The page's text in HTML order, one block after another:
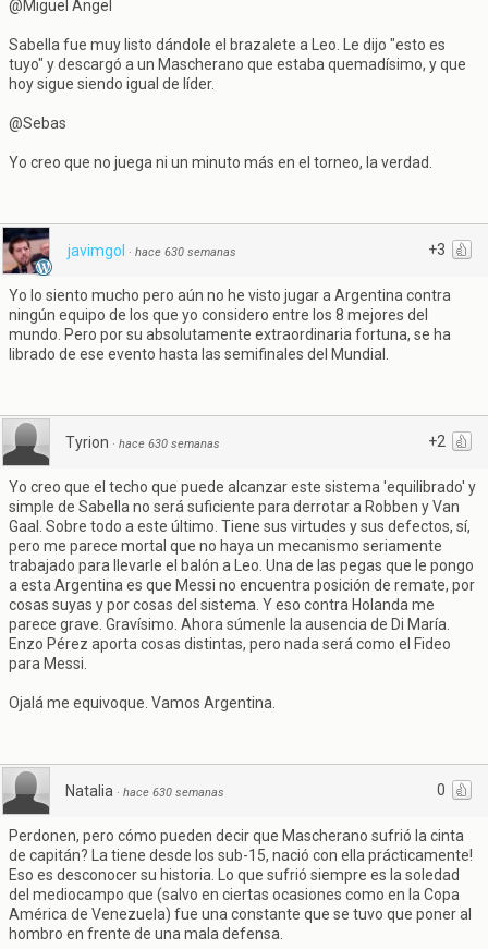
@Miguel Ángel
Sabella fue muy listo dándole el brazalete a Leo. Le dijo "esto es
tuyo" y descargó a un Mascherano que estaba quemadísimo, y que
hoy sigue siendo igual de líder.
@Sebas
Yo creo que no juega ni un minuto más en el torneo, la verdad.
+3
javimgol · hace 630 semanas
Yo lo siento mucho pero aún no he visto jugar a Argentina contra
ningún equipo de los que yo considero entre los 8 mejores del
mundo. Pero por su absolutamente extraordinaria fortuna, se ha
librado de ese evento hasta las semifinales del Mundial.
+2
Tyrion · hace 630 semanas
Yo creo que el techo que puede alcanzar este sistema 'equilibrado' y
simple de Sabella no será suficiente para derrotar a Robben y Van
Gaal. Sobre todo a este último. Tiene sus virtudes y sus defectos, sí,
pero me parece mortal que no haya un mecanismo seriamente
trabajado para llevarle el balón a Leo. Una de las pegas que le pongo
a esta Argentina es que Messi no encuentra posición de remate, por
cosas suyas y por cosas del sistema. Y eso contra Holanda me
parece grave. Gravísimo. Ahora súmenle la ausencia de Di María.
Enzo Pérez aporta cosas distintas, pero nada será como el Fideo
para Messi.
Ojalá me equivoque. Vamos Argentina.
0
Natalia · hace 630 semanas
Perdonen, pero cómo pueden decir que Mascherano sufrió la cinta
de capitán? La tiene desde los sub-15, nació con ella prácticamente!
Eso es desconocer su historia. Lo que sufrió siempre es la soledad
del mediocampo que (salvo en ciertas ocasiones como en la Copa
América de Venezuela) fue una constante que se tuvo que poner al
hombro en frente de una mala defensa.